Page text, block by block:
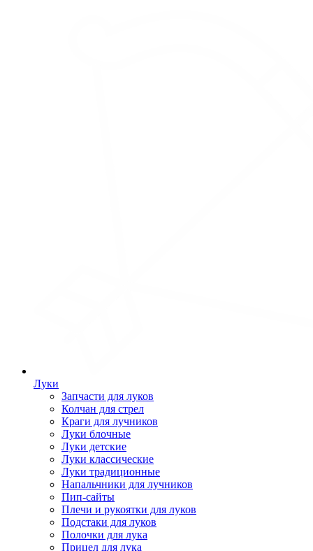
Луки
Запчасти для луков
Колчан для стрел
Краги для лучников
Луки блочные
Луки детские
Луки классические
Луки традиционные
Напальчники для лучников
Пип-сайты
Плечи и рукоятки для луков
Подстаки для луков
Полочки для лука
Прицел для лука